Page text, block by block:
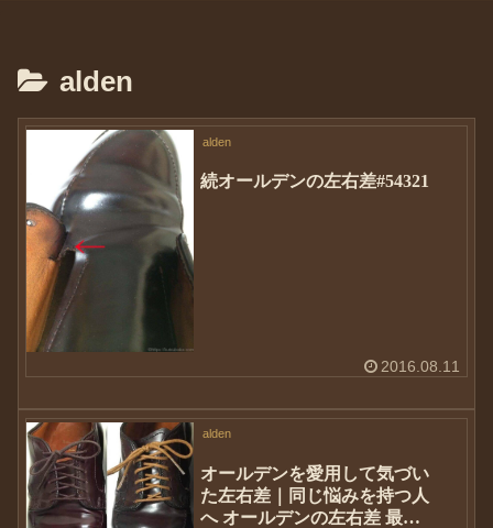
alden
alden
続オールデンの左右差#54321
2016.08.11
alden
オールデンを愛用して気づい
た左右差｜同じ悩みを持つ人
へ オールデンの左右差 最終